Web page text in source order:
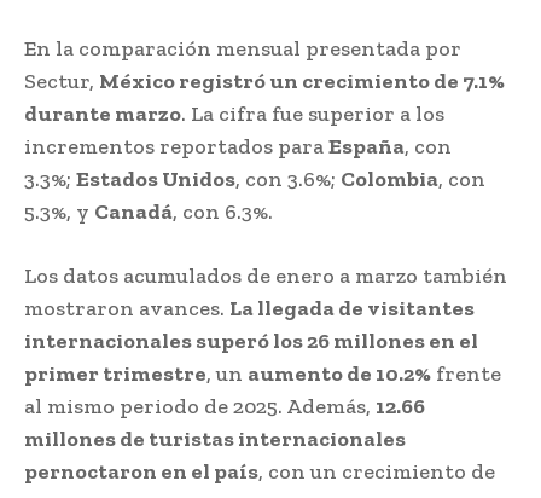
En la comparación mensual presentada por
Sectur, México registró un crecimiento de 7.1%
durante marzo. La cifra fue superior a los
incrementos reportados paraEspaña, con
3.3%; Estados Unidos, con 3.6%; Colombia, con
5.3%, y Canadá, con 6.3%.
Los datos acumulados de enero a marzo también
mostraron avances. La llegada de visitantes
internacionales superó los 26 millones en el
primer trimestre, un aumento de 10.2% frente
al mismo periodo de 2025. Además, 12.66
millones de turistas internacionales
pernoctaron en el país, con un crecimiento de